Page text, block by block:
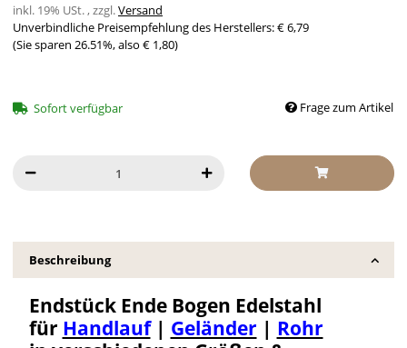
inkl. 19% USt. , zzgl.Versand
Unverbindliche Preisempfehlung des Herstellers:€ 6,79
(Sie sparen 26.51%, also € 1,80)
Sofort verfügbar Frage zum Artikel
Beschreibung
Endstück Ende Bogen Edelstahl
für Handlauf| Geländer | Rohr